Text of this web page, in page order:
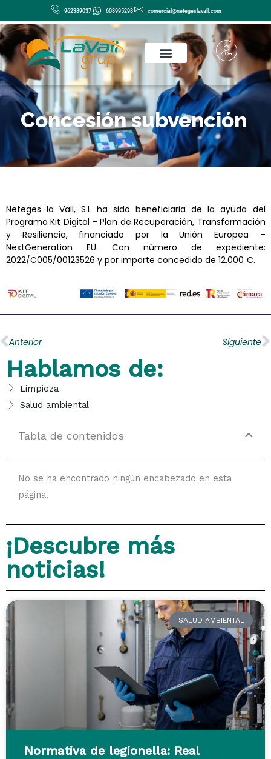
al
contenido
962389037 608995298 comercial@netegeslavall.com
Concesión subvención
Neteges la Vall, S.L ha sido beneficiaria de la ayuda del
Programa Kit Digital – Plan de Recuperación, Transformación
y Resiliencia, financiado por la Unión Europea –
NextGeneration EU. Con número de expediente:
2022/C005/00123526 y por importe concedido de 12.000 €.
Ant
Anterior Siguiente
Hablamos de:
Limpieza
Salud ambiental
Tabla de contenidos
No se ha encontrado ningún encabezado en esta
página.
¡Descubre más
noticias!
SALUD AMBIENTAL
Normativa de legionella: Real